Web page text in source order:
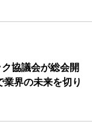
協議会が総会開
界の未来を切り